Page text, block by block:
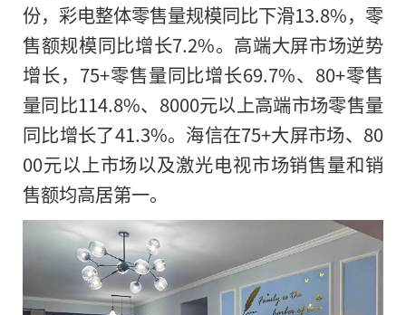
份，彩电整体零售量规模同比下滑13.8%，零
售额规模同比增长7.2%。高端大屏市场逆势
增长，75+零售量同比增长69.7%、80+零售
量同比114.8%、8000元以上高端市场零售量
同比增长了41.3%。海信在75+大屏市场、80
00元以上市场以及激光电视市场销售量和销
售额均高居第一。